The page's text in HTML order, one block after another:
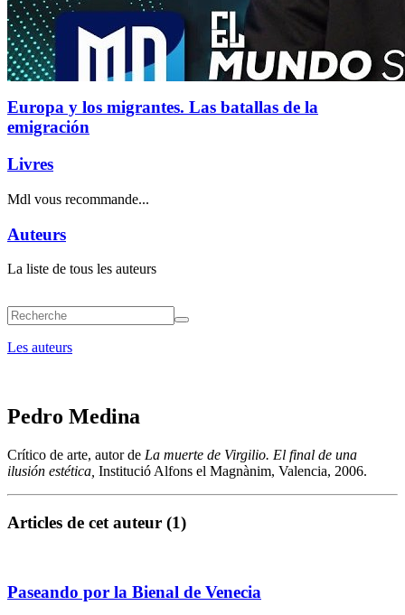
Europa y los migrantes. Las batallas de la
emigración
Livres
Mdl vous recommande...
Auteurs
La liste de tous les auteurs
Les auteurs
Pedro Medina
Crítico de arte, autor de La muerte de Virgilio. El final de una
ilusión estética, Institució Alfons el Magnànim, Valencia, 2006.
Articles de cet auteur (1)
Paseando por la Bienal de Venecia